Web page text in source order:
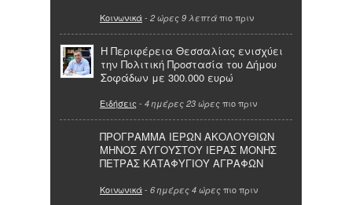
Κοινωνικά- 2 ώρες 9 λεπτά πιο πριν
Η Περιφέρεια Θεσσαλίας ενισχύει
την Πολιτική Προστασία του Δήμου
Σοφάδων με 300.000 ευρώ
Ειδήσεις - 4 ημέρες 23 ώρες πιο πριν
ΠΡΟΓΡΑΜΜΑ ΙΕΡΩΝ ΑΚΟΛΟΥΘΙΩΝ
ΜΗΝΟΣ ΑΥΓΟΥΣΤΟΥ ΙΕΡΑΣ ΜΟΝΗΣ
ΠΕΤΡΑΣ ΚΑΤΑΦΥΓΙΟΥ ΑΓΡΑΦΩΝ
Κοινωνικά- 6 ημέρες 4 ώρες πιο πριν